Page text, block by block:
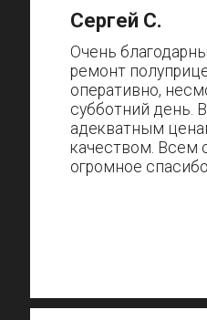
Сергей С.
Очень
ремонт
оперативно,
субботний день.
адекватным
качеством. Всем
огромное